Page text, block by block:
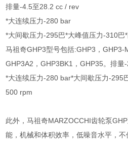
排量-4.5至28.2 cc / rev
*大连续压力-280 bar
*大间歇压力-295巴*大峰值压力-310巴
马祖奇GHP3型号包括:GHP3，GHP3-
GHP3A2，GHP3BK1，GHP35。排量
*大连续压力-280 bar*大间歇压力-295
500 rpm
此外，马祖奇MARZOCCHI齿轮泵
能，机械和体积效率，低噪音水平，